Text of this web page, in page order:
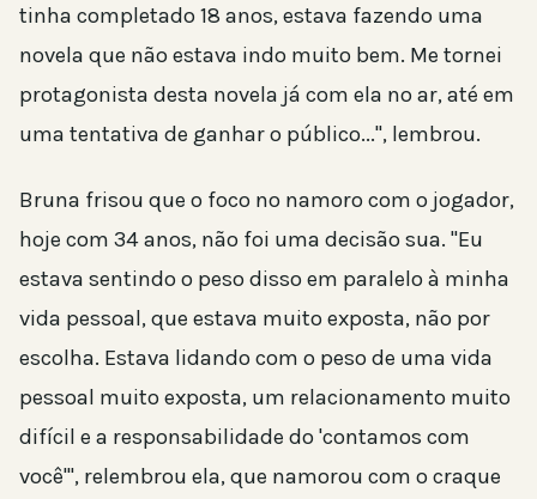
tinha completado 18 anos, estava fazendo uma
novela que não estava indo muito bem. Me tornei
protagonista desta novela já com ela no ar, até em
uma tentativa de ganhar o público...", lembrou.
Bruna frisou que o foco no namoro com o jogador,
hoje com 34 anos, não foi uma decisão sua. "Eu
estava sentindo o peso disso em paralelo à minha
vida pessoal, que estava muito exposta, não por
escolha. Estava lidando com o peso de uma vida
pessoal muito exposta, um relacionamento muito
difícil e a responsabilidade do 'contamos com
você'", relembrou ela, que namorou com o craque